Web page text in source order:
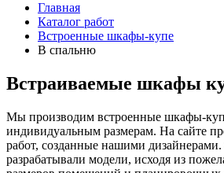
Главная
Каталог работ
Встроенные шкафы-купе
В спальню
Встраиваемые шкафы
Мы производим встроенные шкафы-
индивидуальным размерам. На сайте
работ, созданные нашими
разрабатывали модели, исходя из